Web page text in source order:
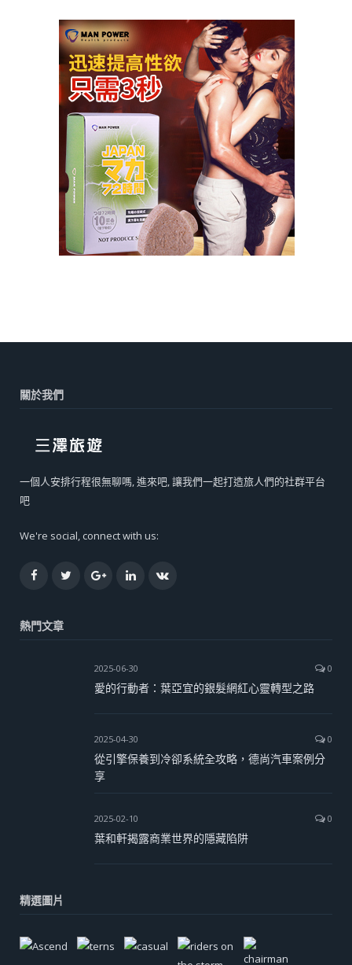
關於我們
一個人安排行程很無聊嗎, 進來吧, 讓我們一起打造旅人們的社群平台
吧
We're social, connect with us:
FacebookTwitterGoogle+LinkedInVK
熱門文章
2025-06-30 0
愛的行動者：葉亞宜的銀髮網紅心靈轉型之路
2025-04-30 0
從引擎保養到冷卻系統全攻略，德尚汽車案例分
享
2025-02-10 0
葉和軒揭露商業世界的隱藏陷阱
精選圖片